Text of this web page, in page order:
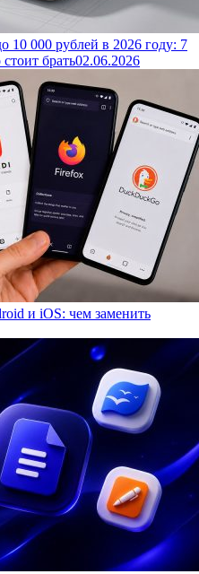
000 рублей в 2026 году: 7
брать02.06.2026
и iOS: чем заменить